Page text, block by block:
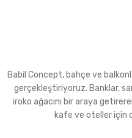
Babil Concept, bahçe ve
gerçekleştiriyoruz. Banklar,
iroko ağacını bir araya
kafe ve oteller için